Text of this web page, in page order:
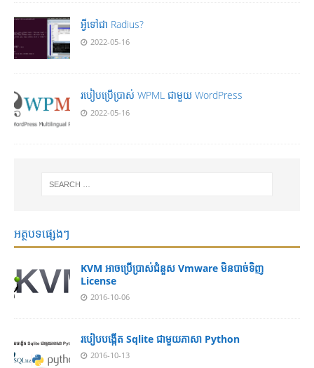
អ្វីទៅជា Radius?
2022-05-16
របៀបប្រើប្រាស់ WPML ជាមួយ WordPress
2022-05-16
អត្ថបទផ្សេងៗ
KVM អាចប្រើប្រាស់ជំនួស Vmware មិនបាច់ទិញ
License
2016-10-06
របៀបបង្កើត Sqlite ជាមួយភាសា Python
2016-10-13